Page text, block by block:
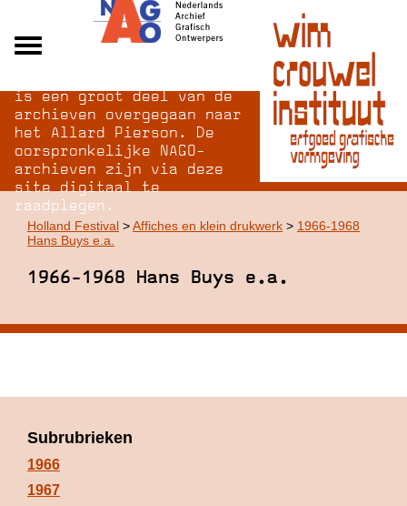
Over NAGO
Over WCI
Inloggen
is een groot deel van de
archieven overgegaan naar
het Allard Pierson. De
oorspronkelijke NAGO-
archieven zijn via deze
site digitaal te
raadplegen.
Holland Festival >Affiches en klein drukwerk > 1966-1968
Hans Buys e.a.
1966-1968 Hans Buys e.a.
Subrubrieken
1966
1967